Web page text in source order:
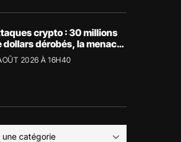
crypto : 30 millions
dollars dérobés, la menace
physique
2026 À 16H40